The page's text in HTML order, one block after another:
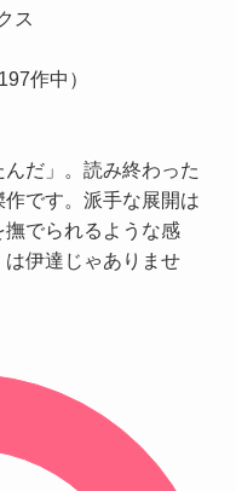
ス
作中）
んだ」。読み終わった
です。派手な展開は
でられるような感
は伊達じゃありませ